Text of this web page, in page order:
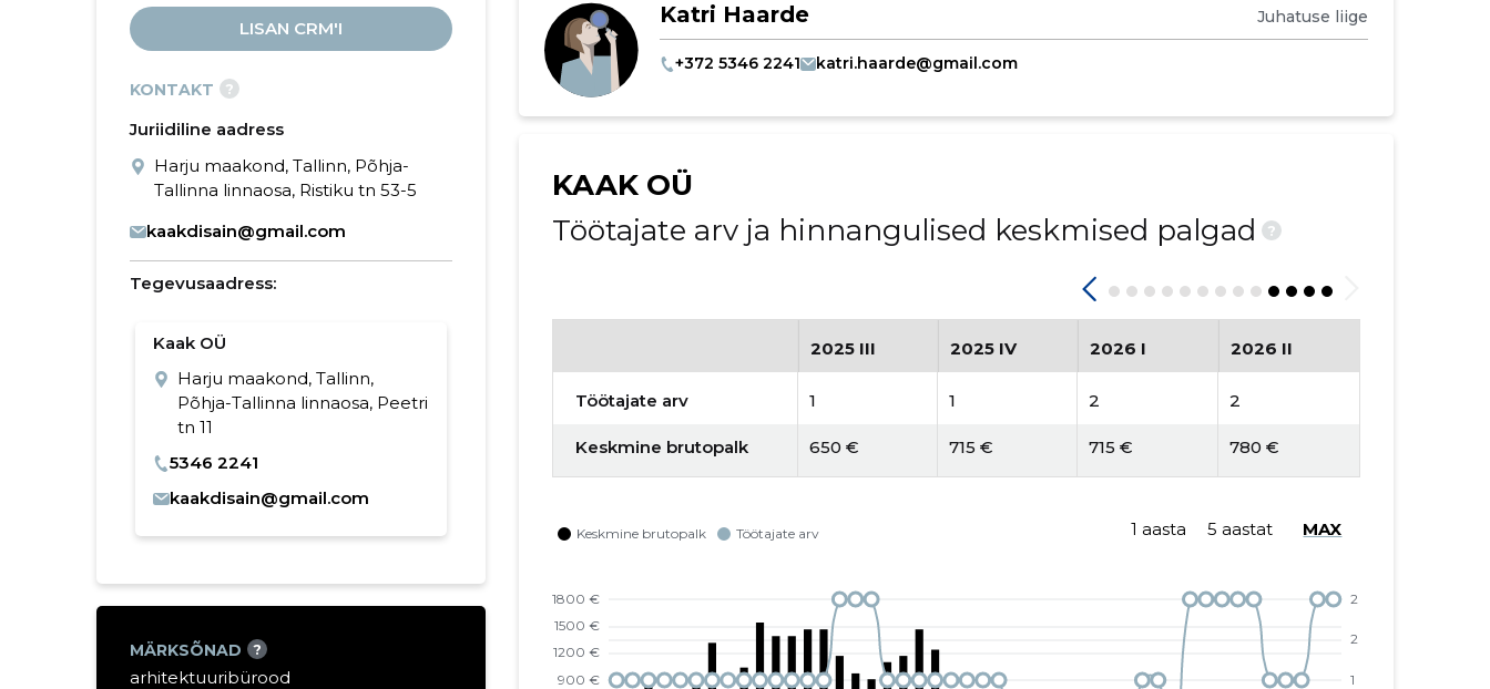
LISAN CRM'I
KONTAKT ?
Juriidiline aadress
Harju maakond, Tallinn, Põhja-
Tallinna linnaosa, Ristiku tn 53-5
kaakdisain@gmail.com
Tegevusaadress:
Kaak OÜ
Harju maakond, Tallinn,
Põhja-Tallinna linnaosa, Peetri
tn 11
5346 2241
kaakdisain@gmail.com
MÄRKSÕNAD ?
arhitektuuribürood
Katri Haarde Juhatuse liige
+372 5346 2241 katri.haarde@gmail.com
KAAK OÜ
Töötajate arv ja hinnangulised keskmised palgad
?
2025 III 2025 IV 2026 I 2026 II
Töötajate arv 1 1 2 2
Keskmine brutopalk 650 € 715 € 715 € 780 €
1 aasta 5 aastat MAX